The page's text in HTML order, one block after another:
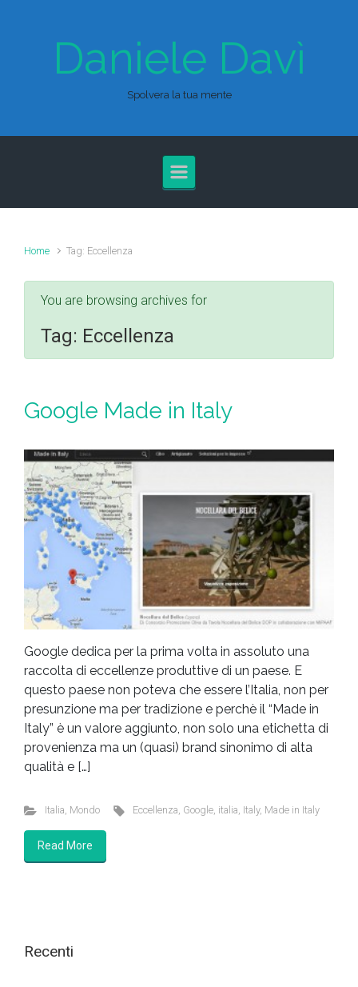
Daniele Davì
Spolvera la tua mente
Home Tag: Eccellenza
You are browsing archives for
Tag: Eccellenza
Google Made in Italy
Google dedica per la prima volta in assoluto una
raccolta di eccellenze produttive di un paese. E
questo paese non poteva che essere l’Italia, non per
presunzione ma per tradizione e perchè il “Made in
Italy” è un valore aggiunto, non solo una etichetta di
provenienza ma un (quasi) brand sinonimo di alta
qualità e […]
Italia, Mondo Eccellenza, Google, italia, Italy, Made in Italy
Read More
Recenti